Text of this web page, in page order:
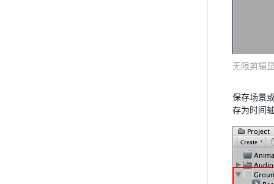
无限剪辑
保存场景
存为时间